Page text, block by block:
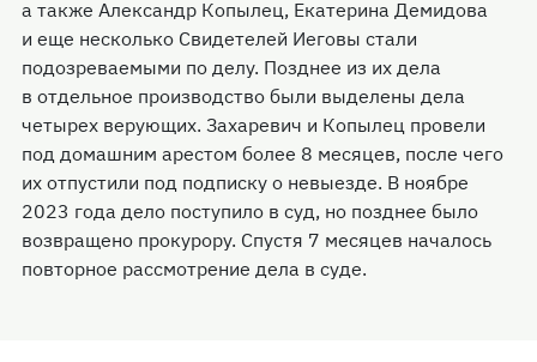
а также Александр Копылец, Екатерина Демидова
и еще несколько Свидетелей Иеговы стали
подозреваемыми по делу. Позднее из их дела
в отдельное производство были выделены дела
четырех верующих. Захаревич и Копылец провели
под домашним арестом более 8 месяцев, после чего
их отпустили под подписку о невыезде. В ноябре
2023 года дело поступило в суд, но позднее было
возвращено прокурору. Спустя 7 месяцев началось
повторное рассмотрение дела в суде.